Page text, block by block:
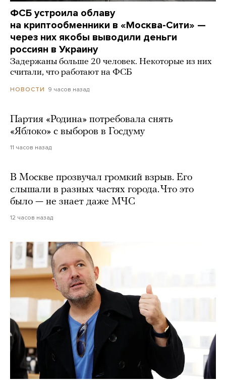
ФСБ устроила облаву
на криптообменники в «Москва-Сити» —
через них якобы выводили деньги
россиян в Украину
Задержаны больше 20 человек. Некоторые из них
считали, что работают на ФСБ
НОВОСТИ 9 часов назад
Партия «Родина» потребовала снять
«Яблоко» с выборов в Госдуму
11 часов назад
В Москве прозвучал громкий взрыв. Его
слышали в разных частях города. Что это
было — не знает даже МЧС
12 часов назад